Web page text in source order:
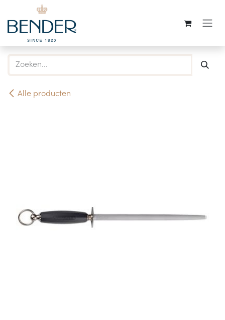
Overslaan naar inhoud
Alle producten